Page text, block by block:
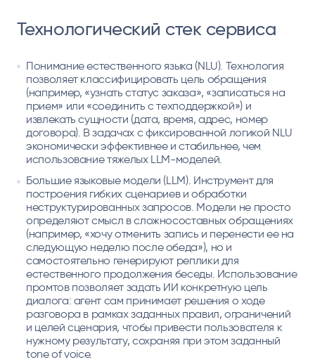
Технологический стек сервиса
Понимание естественного языка (NLU). Технология
позволяет классифицировать цель обращения
(например, «узнать статус заказа», «записаться на
прием» или «соединить с техподдержкой») и
извлекать сущности (дата, время, адрес, номер
договора). В задачах с фиксированной логикой NLU
экономически эффективнее и стабильнее, чем
использование тяжелых LLM-моделей.
Большие языковые модели (LLM). Инструмент для
построения гибких сценариев и обработки
неструктурированных запросов. Модели не просто
определяют смысл в сложносоставных обращениях
(например, «хочу отменить запись и перенести ее на
следующую неделю после обеда»), но и
самостоятельно генерируют реплики для
естественного продолжения беседы. Использование
промтов позволяет задать ИИ конкретную цель
диалога: агент сам принимает решения о ходе
разговора в рамках заданных правил, ограничений
и целей сценария, чтобы привести пользователя к
нужному результату, сохраняя при этом заданный
tone of voice.